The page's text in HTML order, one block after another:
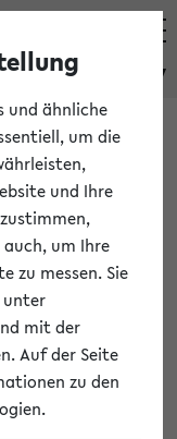
eKVV
für Ihre Sitzung
die weiteren
mit einer
Vorlesungszeiten
Sie hier
und ähnliche
um die
und Ihre
um Ihre
zu messen. Sie
unter
mit der
Auf der Seite
zu den